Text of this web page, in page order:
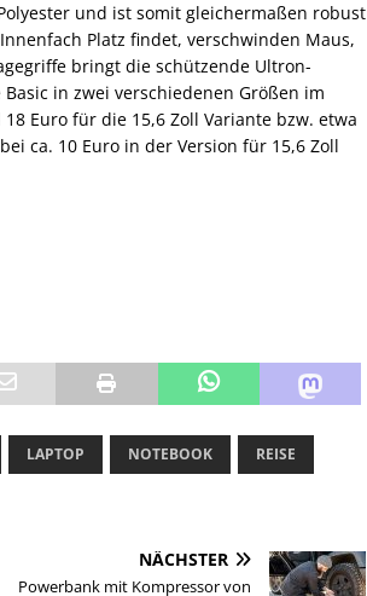
und ist somit gleichermaßen robust
Platz findet, verschwinden Maus,
bringt die schützende Ultron-
in zwei verschiedenen Größen im
Euro für die 15,6 Zoll Variante bzw. etwa
ca. 10 Euro in der Version für 15,6 Zoll
LAPTOP NOTEBOOK REISE
NÄCHSTER
Powerbank mit Kompressor von